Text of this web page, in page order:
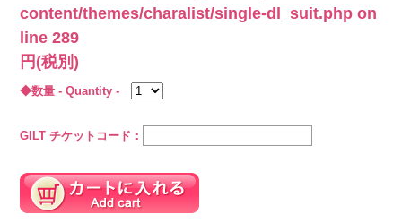
content/themes/charalist/single-dl_suit.php on
line289
円(税別)
◆数量 - Quantity -
GILT チケットコード：